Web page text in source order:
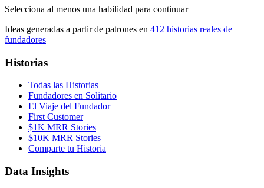
Selecciona al menos una habilidad para continuar
Ideas generadas a partir de patrones en 412 historias reales de
fundadores
Historias
Todas las Historias
Fundadores en Solitario
El Viaje del Fundador
First Customer
$1K MRR Stories
$10K MRR Stories
Comparte tu Historia
Data Insights